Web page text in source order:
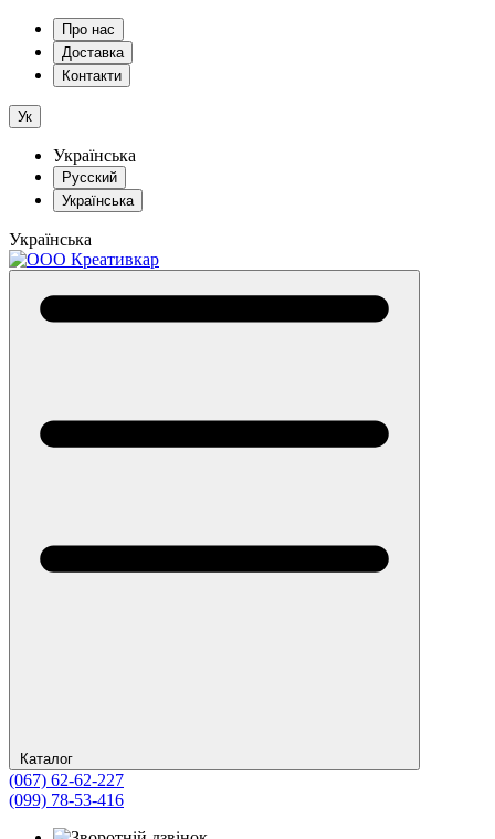
Про нас
Доставка
Контакти
Ук
Українська
Русский
Українська
Українська
Каталог
(067) 62-62-227
(099) 78-53-416